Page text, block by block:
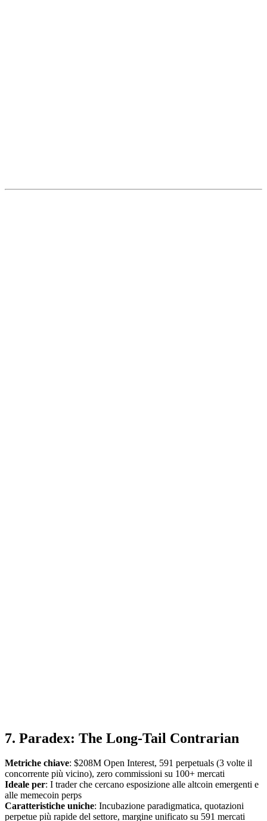
7. Paradex: The Long-Tail Contrarian
Metriche chiave: $208M Open Interest, 591 perpetuals (3 volte il
concorrente più vicino), zero commissioni su 100+ mercati
Ideale per: I trader che cercano esposizione alle altcoin emergenti e
alle memecoin perps
Caratteristiche uniche: Incubazione paradigmatica, quotazioni
perpetue più rapide del settore, margine unificato su 591 mercati